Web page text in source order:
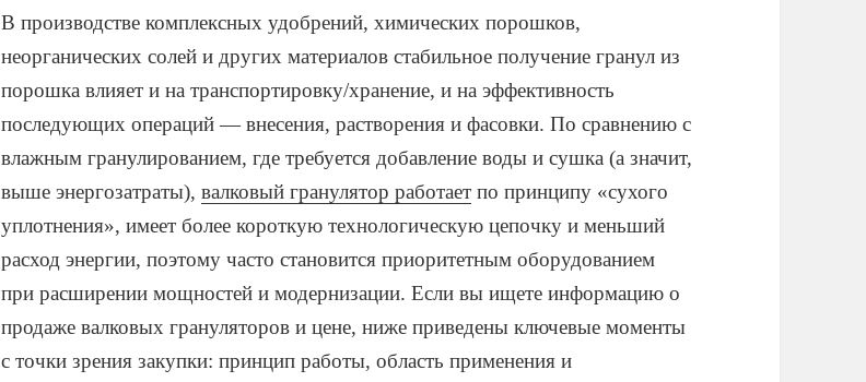
В производстве комплексных удобрений, химических порошков,
неорганических солей и других материалов стабильное получение гранул из
порошка влияет и на транспортировку/хранение, и на эффективность
последующих операций — внесения, растворения и фасовки. По сравнению с
влажным гранулированием, где требуется добавление воды и сушка (а значит,
выше энергозатраты),валковый гранулятор работает по принципу «сухого
уплотнения», имеет более короткую технологическую цепочку и меньший
расход энергии, поэтому часто становится приоритетным оборудованием
при расширении мощностей и модернизации. Если вы ищете информацию о
продаже валковых грануляторов и цене, ниже приведены ключевые моменты
с точки зрения закупки: принцип работы, область применения и